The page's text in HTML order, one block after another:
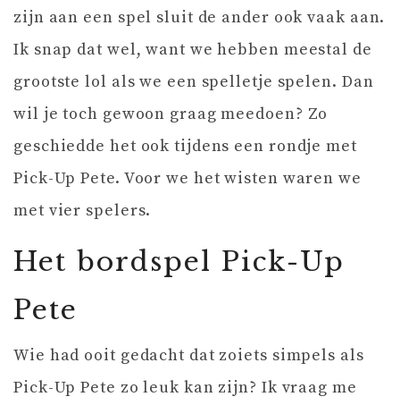
zijn aan een spel sluit de ander ook vaak aan.
Ik snap dat wel, want we hebben meestal de
grootste lol als we een spelletje spelen. Dan
wil je toch gewoon graag meedoen? Zo
geschiedde het ook tijdens een rondje met
Pick-Up Pete. Voor we het wisten waren we
met vier spelers.
Het bordspel Pick-Up
Pete
Wie had ooit gedacht dat zoiets simpels als
Pick-Up Pete zo leuk kan zijn? Ik vraag me